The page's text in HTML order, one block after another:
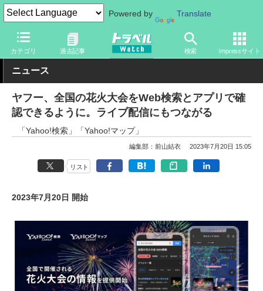
Powered by Translate
カテゴリ 過去記事 検索 Impressサイト
トラベル Watch 旅の情報 書籍・Web 地図
ニュース
ヤフー、全国の花火大会をWeb検索とアプリで確
認できるように。ライブ配信にもつながる
「Yahoo!検索」「Yahoo!マップ」
編集部：前山結衣 2023年7月20日 15:05
リスト
2023年7月20日 開始